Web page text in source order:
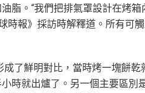
脂。“我們把排氣罩設計在烤箱
時報》採訪時解釋道。所有可
了鮮明對比，當時烤一塊餅乾
時就出爐了。另一個主要區別